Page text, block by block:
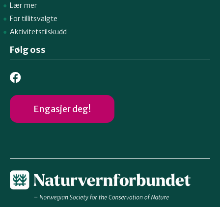
Lær mer
For tillitsvalgte
Aktivitetstilskudd
Følg oss
Engasjer deg!